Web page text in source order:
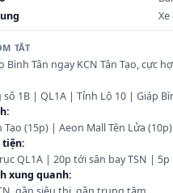
TẮT
Bình Tân ngay KCN Tân Tạo, cực
1B | QL1A | Tỉnh Lộ 10 | Giáp
Tạo (15p) | Aeon Mall Tên Lửa
tiện:
QL1A | 20p tới sân bay TSN | 5p
xung quanh: